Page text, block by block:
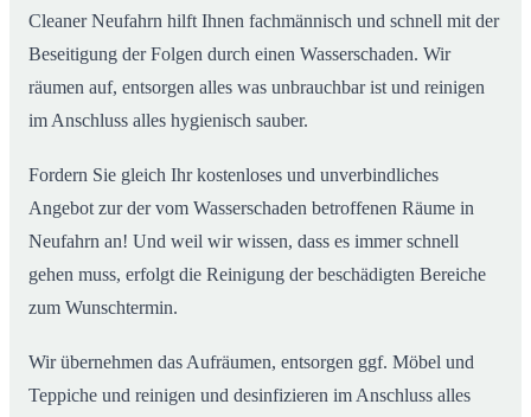
Cleaner Neufahrn hilft Ihnen fachmännisch und schnell mit der
Beseitigung der Folgen durch einen Wasserschaden. Wir
räumen auf, entsorgen alles was unbrauchbar ist und reinigen
im Anschluss alles hygienisch sauber.
Fordern Sie gleich Ihr kostenloses und unverbindliches
Angebot zur der vom Wasserschaden betroffenen Räume in
Neufahrn an! Und weil wir wissen, dass es immer schnell
gehen muss, erfolgt die Reinigung der beschädigten Bereiche
zum Wunschtermin.
Wir übernehmen das Aufräumen, entsorgen ggf. Möbel und
Teppiche und reinigen und desinfizieren im Anschluss alles